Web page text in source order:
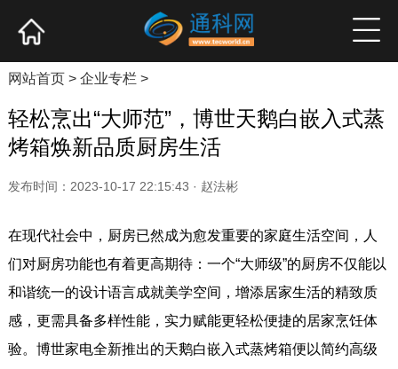
产业资讯 企业新品 高端访谈
网站首页> 企业专栏 >
轻松烹出“大师范”，博世天鹅白嵌入式蒸
烤箱焕新品质厨房生活
发布时间：2023-10-17 22:15:43 · 赵法彬
在现代社会中，厨房已然成为愈发重要的家庭生活空间，人
们对厨房功能也有着更高期待：一个“大师级”的厨房不仅能以
和谐统一的设计语言成就美学空间，增添居家生活的精致质
感，更需具备多样性能，实力赋能更轻松便捷的居家烹饪体
验。博世家电全新推出的天鹅白嵌入式蒸烤箱便以简约高级